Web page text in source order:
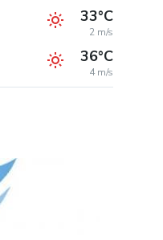
33°C
2 m/s
36°C
4 m/s